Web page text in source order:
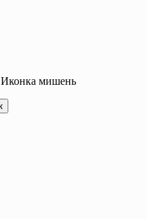
Иконка мишень